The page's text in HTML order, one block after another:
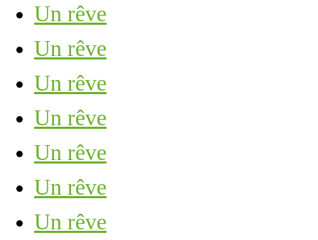
Un rêve
Un rêve
Un rêve
Un rêve
Un rêve
Un rêve
Un rêve